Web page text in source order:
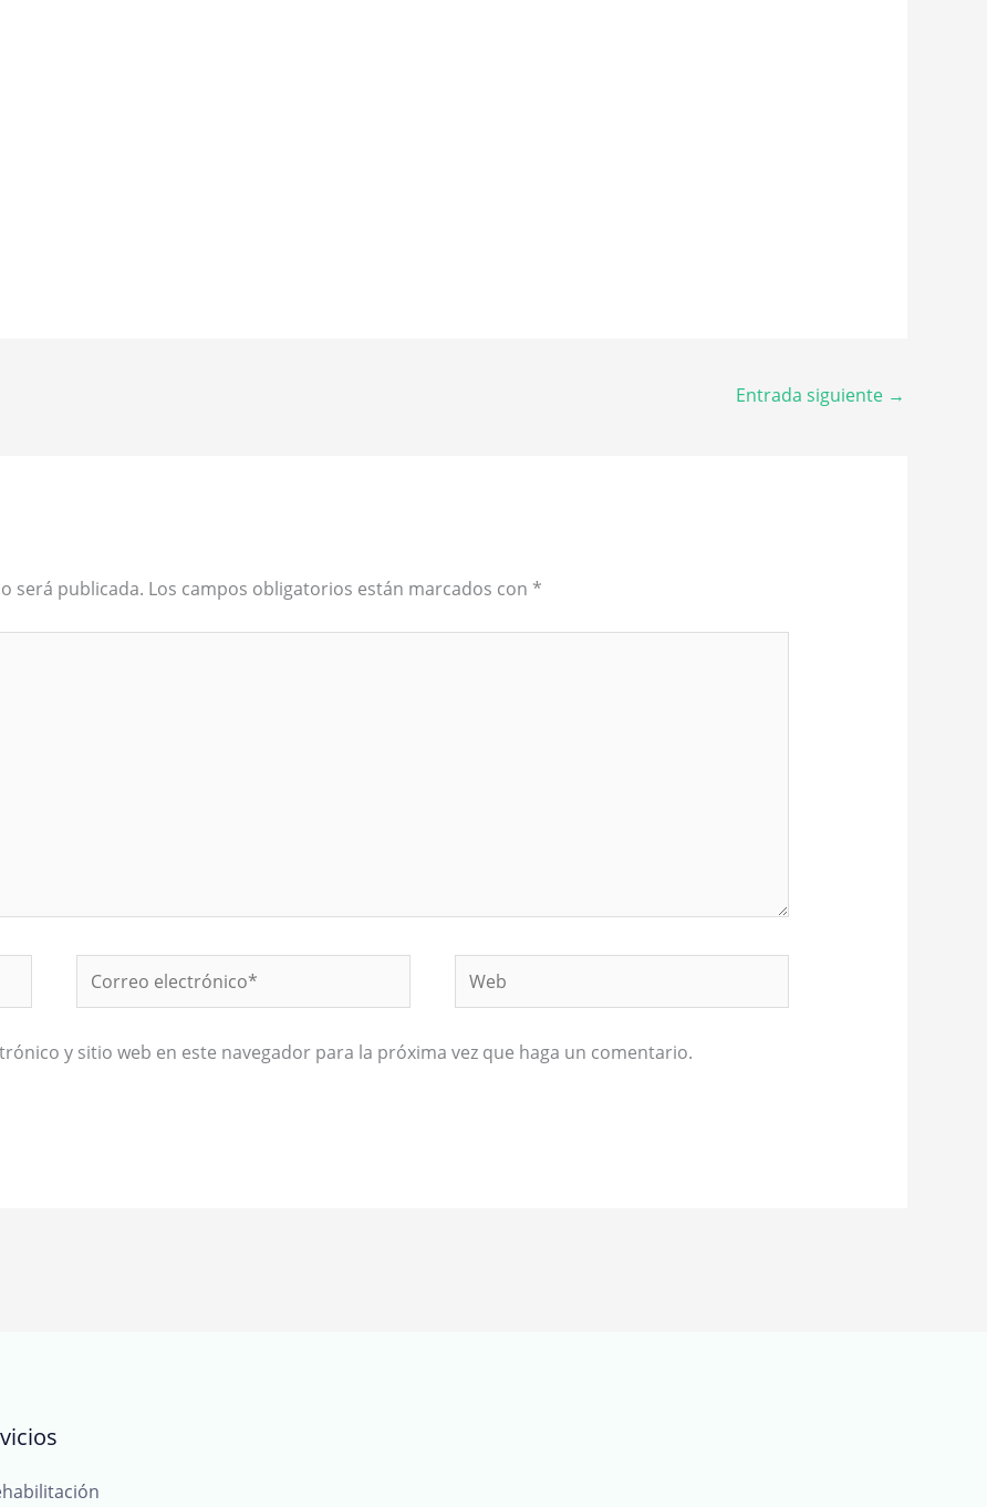
Entrada siguiente →
será publicada. Los campos obligatorios están marcados con *
Correo
electrónico*
Web
y sitio web en este navegador para la próxima vez que haga un comentario.